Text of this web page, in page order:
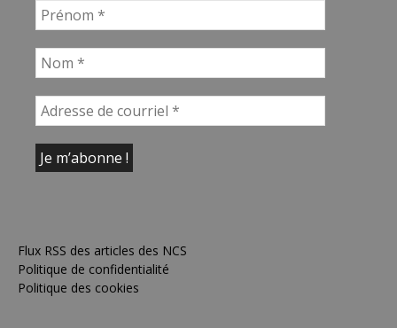
Flux RSS des articles des NCS
Politique de confidentialité
Politique des cookies